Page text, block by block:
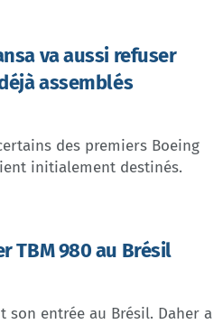
va aussi refuser
assemblés
des premiers Boeing
initialement destinés.
TBM 980 au Brésil
son entrée au Brésil. Daher a